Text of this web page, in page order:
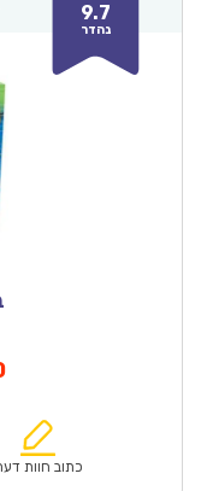
9.7
נהדר
המחיר
הוא:
כתוב חוות